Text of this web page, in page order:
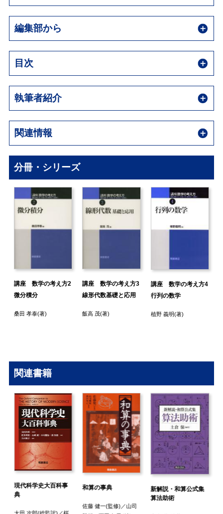
編集部から
目次
執筆者紹介
関連情報
分冊・シリーズ
講座 数学の考え方2
微分積分
桑田 孝泰(著)
講座 数学の考え方3
線形代数基礎と応用
飯高 茂(著)
講座 数学の考え方4
行列の数学
植野 義明(著)
関連書籍
現代科学史大百科事
典
和算の事典
佐藤 健一(監修)／山司
新解説・和算公式集
算法助術